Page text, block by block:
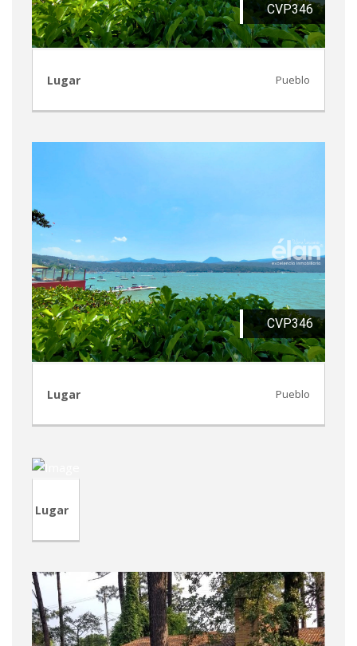
CVP346
Lugar Pueblo
CVP346
Lugar Pueblo
Lugar